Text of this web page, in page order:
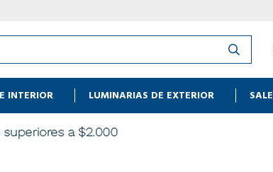
INTERIOR LUMINARIAS DE EXTERIOR SALE